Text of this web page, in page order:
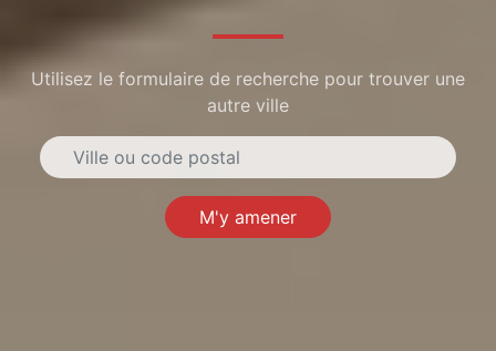
Utilisez le formulaire de recherche pour trouver une
autre ville
M'y amener